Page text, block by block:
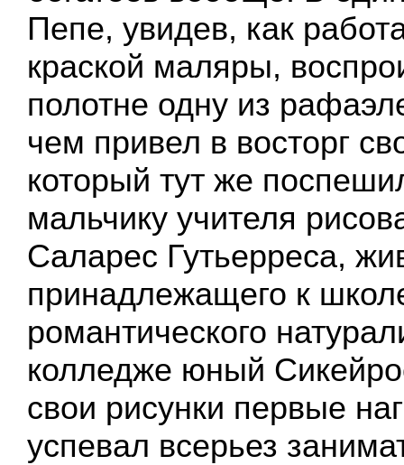
Пепе, увидев, как
краской маляры,
полотне одну из
чем привел в восторг
который тут же
мальчику учителя
Саларес Гутьерреса,
принадлежащего к
романтического
колледже юный
свои рисунки первые
успевал всерьез